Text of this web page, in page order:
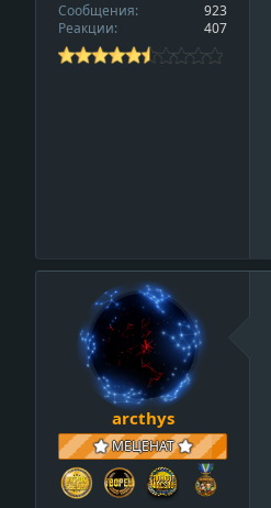
Сообщения
923
Реакции
407
v
i
e
w
_
p
r
o
arcthys
МЕЦЕНАТ